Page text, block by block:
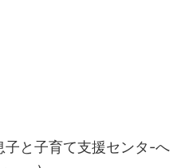
と子育て支援センタ-へ